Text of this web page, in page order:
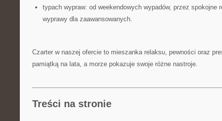
typach wypraw: od weekendowych wypadów, przez spokojne
wyprawy dla zaawansowanych.
Czarter w naszej ofercie to mieszanka relaksu, pewności oraz
pamiątką na lata, a morze pokazuje swoje różne nastroje.
Treści na stronie